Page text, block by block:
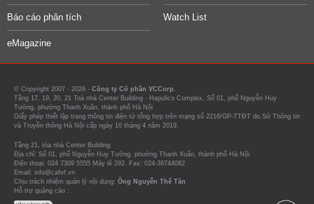
Báo cáo phân tích Watch List
eMagazine
© Copyright 2007 - 2026 - Công ty Cổ phần VCCorp.
Tầng 17, 19, 20, 21 Toà nhà Center Building - Hapulico Complex, Số 01, phố Nguyễn Huy
Tưởng, phường Thanh Xuân, thành phố Hà Nội
Giấy phép thiết lập trang thông tin điện tử tổng hợp trên mạng số 2216/GP-TTĐT do Sở Thông tin
và Truyền thông Hà Nội cấp ngày 10 tháng 4 năm 2019.
Tầng 21, tòa nhà Center Building.
Địa chỉ: Số 01, phố Nguyễn Huy Tưởng, phường Thanh Xuân, thành phố Hà Nội
Điện thoại: 024 7309 5555 Máy lẻ 292. Fax: 024-39744082
Email: info@cafef.vn
Chịu trách nhiệm quản lý nội dung: Ông Nguyễn Thế Tân
Hỗ trợ quảng cáo :